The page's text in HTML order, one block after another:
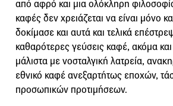
από αφρό και μια ολόκληρη
καφές δεν χρειάζεται να είναι μόνο
δοκίμασε και αυτά και τελικά
καθαρότερες γεύσεις καφέ, ακόμα
μάλιστα με νοσταλγική λατρεία,
εθνικό καφέ ανεξαρτήτως εποχών,
προσωπικών προτιμήσεων.